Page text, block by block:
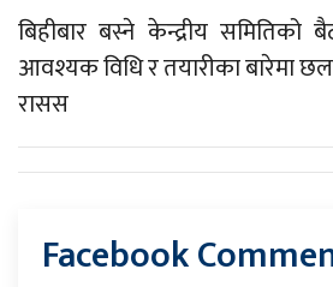
बिहीबार बस्ने केन्द्रीय
आवश्यक विधि र तयारीका बारेमा
रासस
Facebook